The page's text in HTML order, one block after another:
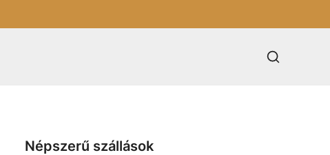
Népszerű szállások